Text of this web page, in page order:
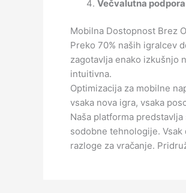
Večvalutna
Mobilna Dostopnost Brez
Preko 70% naših igralcev
zagotavlja enako izkušnjo
intuitivna.
Optimizacija za mobilne
vsaka nova igra, vsaka
Naša platforma
sodobne tehnologije.
razloge za vračanje.